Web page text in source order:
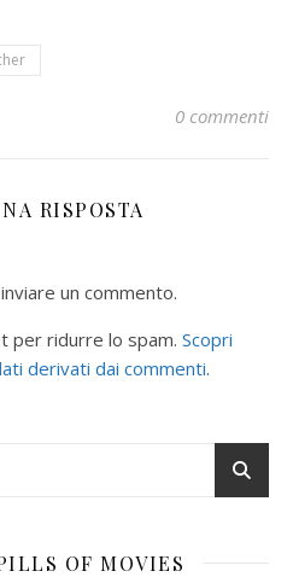
0 commenti
RISPOSTA
un commento.
per ridurre lo spam. Scopri
derivati dai commenti.
OF MOVIES